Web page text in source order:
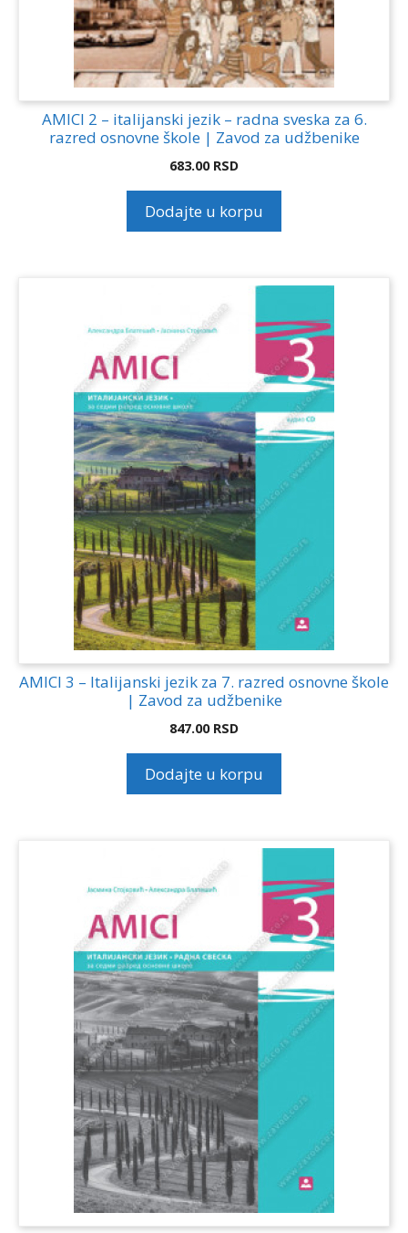
AMICI 2 – italijanski jezik – radna sveska za 6.
razred osnovne škole | Zavod za udžbenike
683.00 RSD
Dodajte u korpu
AMICI 3 – Italijanski jezik za 7. razred osnovne škole
| Zavod za udžbenike
847.00 RSD
Dodajte u korpu